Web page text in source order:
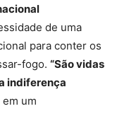
de uma
para conter os
fogo. “São vidas
indiferença
um